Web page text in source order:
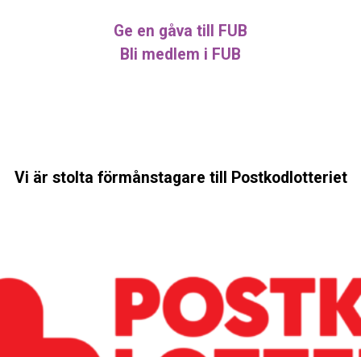
Ge en gåva till FUB
Bli medlem i FUB
Vi är stolta förmånstagare till Postkodlotteriet